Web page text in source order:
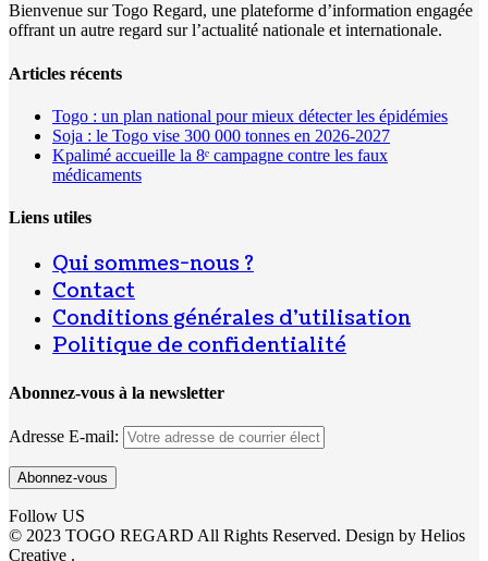
Bienvenue sur Togo Regard, une plateforme d’information engagée
offrant un autre regard sur l’actualité nationale et internationale.
Articles récents
Togo : un plan national pour mieux détecter les épidémies
Soja : le Togo vise 300 000 tonnes en 2026-2027
Kpalimé accueille la 8ᵉ campagne contre les faux
médicaments
Liens utiles
Qui sommes-nous ?
Contact
Conditions générales d’utilisation
Politique de confidentialité
Abonnez-vous à la newsletter
Adresse E-mail:
Follow US
© 2023 TOGO REGARD All Rights Reserved. Design by Helios
Creative .